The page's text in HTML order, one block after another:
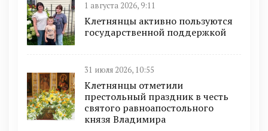
1 августа 2026, 9:11
Клетнянцы активно пользуются
государственной поддержкой
31 июля 2026, 10:55
Клетнянцы отметили
престольный праздник в честь
святого равноапостольного
князя Владимира